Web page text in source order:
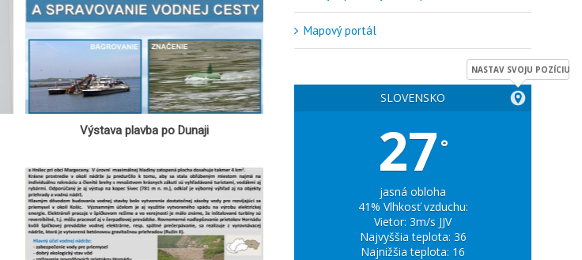
Výstava plavba po Dunaji
Mapový portál
SLOVENSKO
NASTAV SVOJU POZÍCIU
27 °
jasná obloha
41% Vlhkosť vzduchu:
Vietor: 3m/s JJV
Najvyššia teplota: 36
Najnižšia teplota: 16